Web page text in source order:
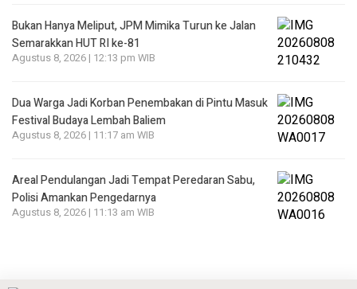
Bukan Hanya Meliput, JPM Mimika Turun ke Jalan
Semarakkan HUT RI ke-81
Agustus 8, 2026 | 12:13 pm WIB
Dua Warga Jadi Korban Penembakan di Pintu Masuk
Festival Budaya Lembah Baliem
Agustus 8, 2026 | 11:17 am WIB
Areal Pendulangan Jadi Tempat Peredaran Sabu,
Polisi Amankan Pengedarnya
Agustus 8, 2026 | 11:13 am WIB